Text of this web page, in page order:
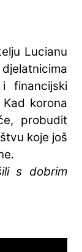
Lucianu
financijski
korona
probudit
koje još
s dobrim